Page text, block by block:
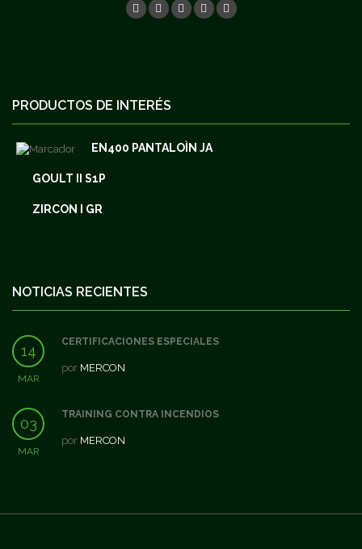
PRODUCTOS DE INTERÉS
EN400 PANTALOÌN JA
GOULT II S1P
ZIRCON I GR
NOTICIAS RECIENTES
14
MAR
CERTIFICACIONES ESPECIALES
por MERCON
03
MAR
TRAINING CONTRA INCENDIOS
por MERCON